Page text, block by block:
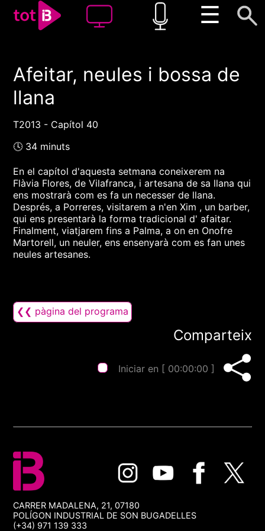
☰
00:00 00:00
Afeitar, neules i bossa de
llana
T2013 - Capítol 40
🕓 34 minuts
En el capítol d'aquesta setmana coneixerem na
Flàvia Flores, de Vilafranca, i artesana de sa llana qui
ens mostrarà com es fa un necesser de llana.
Després, a Porreres, visitarem a n'en Xim , un barber,
qui ens presentarà la forma tradicional d' afaitar.
Finalment, viatjarem fins a Palma, a on en Onofre
Martorell, un neuler, ens ensenyarà com es fan unes
neules artesanes.
❮❮ pàgina del programa
Comparteix
Iniciar en [ 00:00:00 ]
CARRER MADALENA, 21, 07180
POLÍGON INDUSTRIAL DE SON BUGADELLES
(+34) 971 139 333